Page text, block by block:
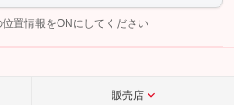
こちら
置情報をONにしてください
販売店